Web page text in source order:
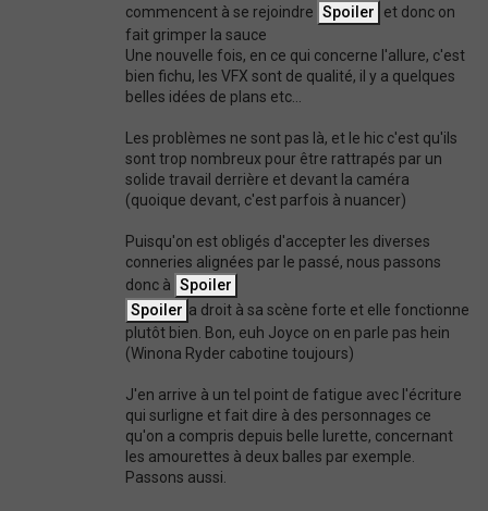
commencent à se rejoindre
et donc on
fait grimper la sauce
Une nouvelle fois, en ce qui concerne l'allure, c'est
bien fichu, les VFX sont de qualité, il y a quelques
belles idées de plans etc...
Les problèmes ne sont pas là, et le hic c'est qu'ils
sont trop nombreux pour être rattrapés par un
solide travail derrière et devant la caméra
(quoique devant, c'est parfois à nuancer)
Puisqu'on est obligés d'accepter les diverses
conneries alignées par le passé, nous passons
donc à
a droit à sa scène forte et elle fonctionne
plutôt bien. Bon, euh Joyce on en parle pas hein
(Winona Ryder cabotine toujours)
J'en arrive à un tel point de fatigue avec l'écriture
qui surligne et fait dire à des personnages ce
qu'on a compris depuis belle lurette, concernant
les amourettes à deux balles par exemple.
Passons aussi.